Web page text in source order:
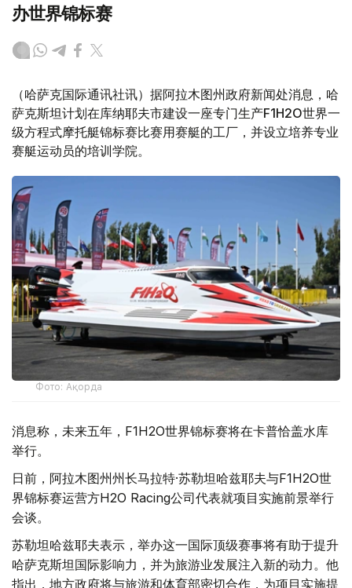
办世界锦标赛
（哈萨克国际通讯社讯）据阿拉木图州政府新闻处消息，哈
萨克斯坦计划在库纳耶夫市建设一座专门生产F1H2O世界一
级方程式摩托艇锦标赛比赛用赛艇的工厂，并设立培养专业
赛艇运动员的培训学院。
Фото: Ақорда
消息称，未来五年，F1H2O世界锦标赛将在卡普恰盖水库
举行。
日前，阿拉木图州州长马拉特·苏勒坦哈兹耶夫与F1H2O世
界锦标赛运营方H2O Racing公司代表就项目实施前景举行
会谈。
苏勒坦哈兹耶夫表示，举办这一国际顶级赛事将有助于提升
哈萨克斯坦国际影响力，并为旅游业发展注入新的动力。他
指出，地方政府将与旅游和体育部密切合作，为项目实施提